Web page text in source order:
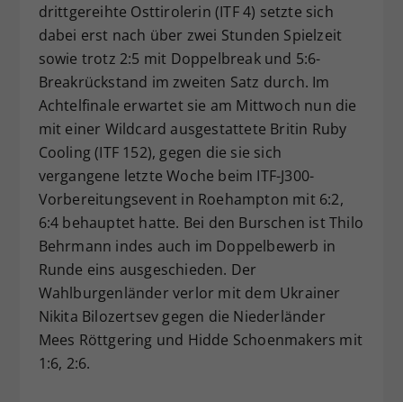
drittgereihte Osttirolerin (ITF 4) setzte sich
dabei erst nach über zwei Stunden Spielzeit
sowie trotz 2:5 mit Doppelbreak und 5:6-
Breakrückstand im zweiten Satz durch. Im
Achtelfinale erwartet sie am Mittwoch nun die
mit einer Wildcard ausgestattete Britin Ruby
Cooling (ITF 152), gegen die sie sich
vergangene letzte Woche beim ITF-J300-
Vorbereitungsevent in Roehampton mit 6:2,
6:4 behauptet hatte. Bei den Burschen ist Thilo
Behrmann indes auch im Doppelbewerb in
Runde eins ausgeschieden. Der
Wahlburgenländer verlor mit dem Ukrainer
Nikita Bilozertsev gegen die Niederländer
Mees Röttgering und Hidde Schoenmakers mit
1:6, 2:6.